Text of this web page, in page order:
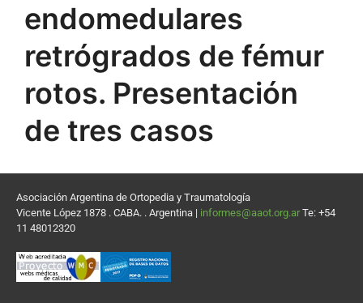
endomedulares
retrógrados de fémur
rotos. Presentación
de tres casos
Asociación Argentina de Ortopedia y Traumatología
Vicente López 1878 . CABA. . Argentina | informes@aaot.org.ar Te: +54
11 48012320